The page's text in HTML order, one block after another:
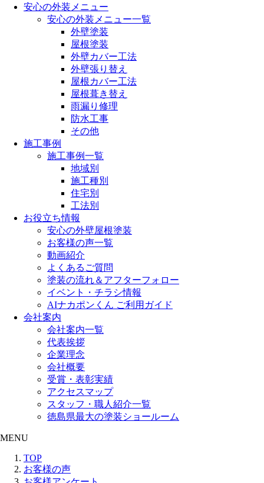
安心の外装メニュー
安心の外装メニュー一覧
外壁塗装
屋根塗装
外壁カバー工法
外壁張り替え
屋根カバー工法
屋根葺き替え
雨漏り修理
防水工事
その他
施工事例
施工事例一覧
地域別
施工種別
住宅別
工法別
お役立ち情報
安心の外壁屋根塗装
お客様の声一覧
動画紹介
よくあるご質問
塗装の流れ＆アフターフォロー
イベント・チラシ情報
AIナカポンくん ご利用ガイド
会社案内
会社案内一覧
代表挨拶
企業理念
会社概要
受賞・表彰実績
アクセスマップ
スタッフ・職人紹介一覧
徳島県最大の塗装ショールーム
MENU
TOP
お客様の声